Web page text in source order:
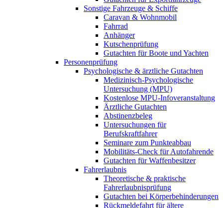
Sonstige Fahrzeuge & Schiffe
Caravan & Wohnmobil
Fahrrad
Anhänger
Kutschenprüfung
Gutachten für Boote und Yachten
Personenprüfung
Psychologische & ärztliche Gutachten
Medizinisch-Psychologische
Untersuchung (MPU)
Kostenlose MPU-Infoveranstaltung
Ärztliche Gutachten
Abstinenzbeleg
Untersuchungen für
Berufskraftfahrer
Seminare zum Punkteabbau
Mobilitäts-Check für Autofahrende
Gutachten für Waffenbesitzer
Fahrerlaubnis
Theoretische & praktische
Fahrerlaubnisprüfung
Gutachten bei Körperbehinderungen
Rückmeldefahrt für ältere